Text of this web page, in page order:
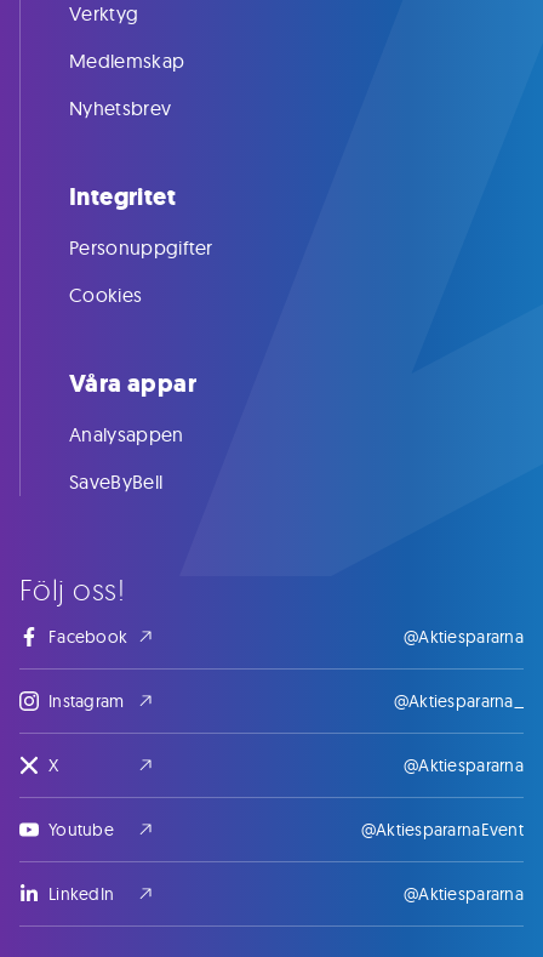
Följ oss!
Facebook @Aktiespararna
Instagram @Aktiespararna_
X @Aktiespararna
Youtube @AktiespararnaEvent
LinkedIn @Aktiespararna
Verktyg
Medlemskap
Nyhetsbrev
Integritet
Personuppgifter
Cookies
Våra appar
Analysappen
SaveByBell